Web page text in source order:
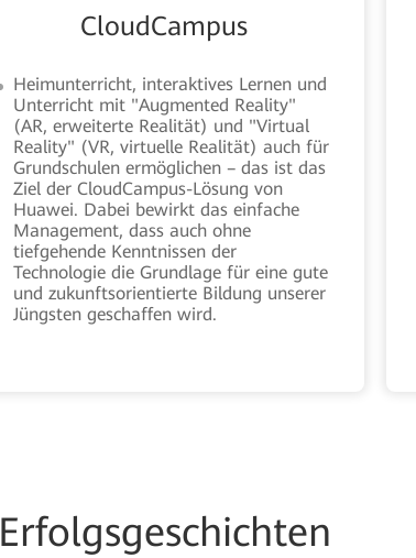
CloudCampus
Heimunterricht, interaktives Lernen und
Unterricht mit "Augmented Reality"
(AR, erweiterte Realität) und "Virtual
Reality" (VR, virtuelle Realität) auch für
Grundschulen ermöglichen – das ist das
Ziel der CloudCampus-Lösung von
Huawei. Dabei bewirkt das einfache
Management, dass auch ohne
tiefgehende Kenntnissen der
Technologie die Grundlage für eine gute
und zukunftsorientierte Bildung unserer
Jüngsten geschaffen wird.
Erfolgsgeschichten